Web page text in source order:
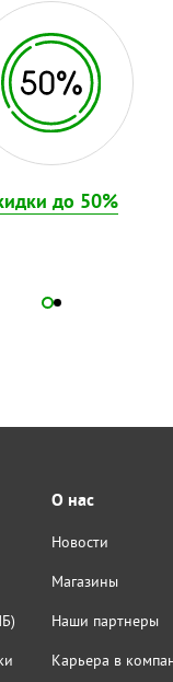
до 50%
О нас
Новости
Магазины
Наши партнеры
Карьера в